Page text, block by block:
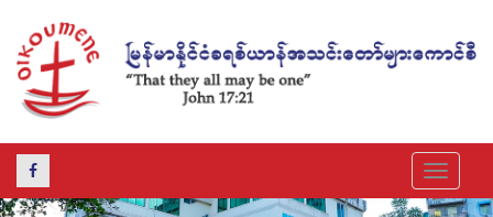
Toggle